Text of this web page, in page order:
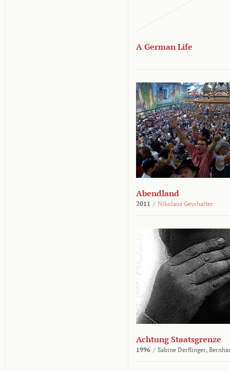
A German Life
Abendland
2011 / Nikolaus Geyrhalter
Achtung Staatsgrenze
1996 / Sabine Derflinger,